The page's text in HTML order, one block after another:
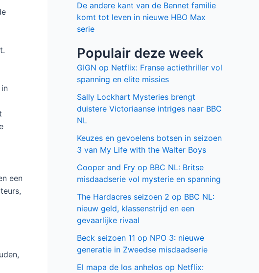
een
De andere kant van de Bennet familie
komt tot leven in nieuwe HBO Max
serie
Populair deze week
GIGN op Netflix: Franse actiethriller vol
spanning en elite missies
Sally Lockhart Mysteries brengt
duistere Victoriaanse intriges naar BBC
NL
Keuzes en gevoelens botsen in seizoen
3 van My Life with the Walter Boys
Cooper and Fry op BBC NL: Britse
misdaadserie vol mysterie en spanning
The Hardacres seizoen 2 op BBC NL:
nieuw geld, klassenstrijd en een
gevaarlijke rivaal
Beck seizoen 11 op NPO 3: nieuwe
generatie in Zweedse misdaadserie
El mapa de los anhelos op Netflix: